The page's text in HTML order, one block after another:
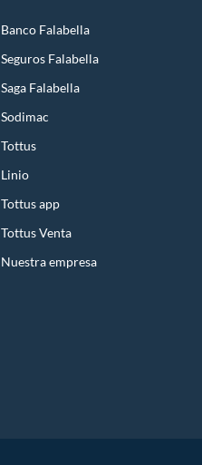
Banco Falabella
Seguros Falabella
Saga Falabella
Sodimac
Tottus
Linio
Tottus app
Tottus Venta
Nuestra empresa